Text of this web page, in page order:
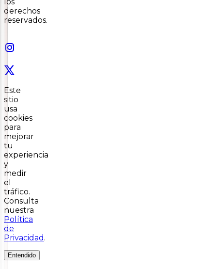
derechos
reservados.
Este
sitio
usa
cookies
para
mejorar
tu
experiencia
y
medir
el
tráfico.
Consulta
nuestra
Política
de
Privacidad .
Entendido